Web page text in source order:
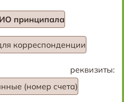
принципала
корреспонденции
реквизиты:
(номер счета)